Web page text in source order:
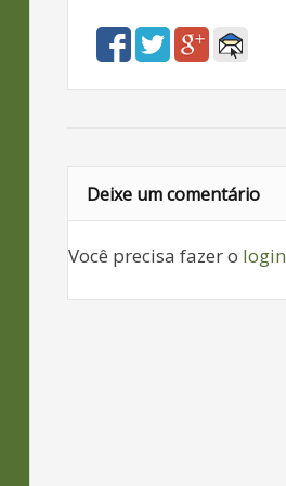
Deixe um comentário
Você precisa fazer o login